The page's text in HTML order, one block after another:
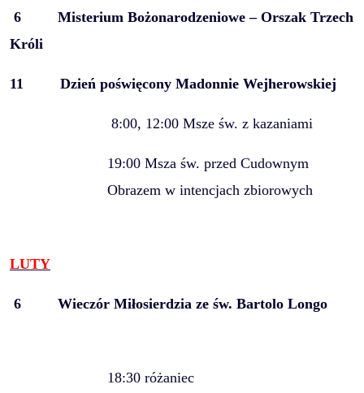
6
Misterium Bożonarodzeniowe – Orszak Trzech
Króli
11 Dzień poświęcony Madonnie Wejherowskiej
8:00, 12:00 Msze św. z kazaniami
19:00 Msza św. przed Cudownym
Obrazem w intencjach zbiorowych
LUTY
6 Wieczór Miłosierdzia ze św. Bartolo Longo
18:30 różaniec